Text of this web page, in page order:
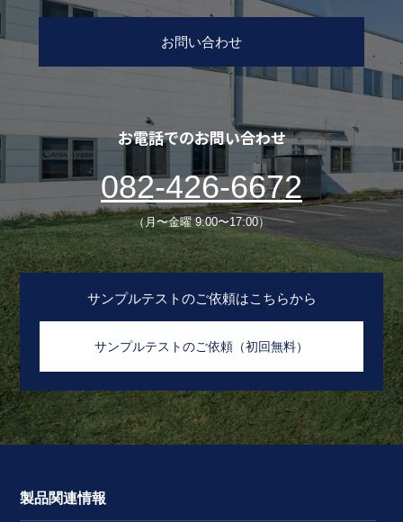
お問い合わせ
お電話でのお問い合わせ
082-426-6672
（月〜金曜 9:00〜17:00）
サンプルテストのご依頼はこちらから
サンプルテストのご依頼（初回無料）
製品関連情報